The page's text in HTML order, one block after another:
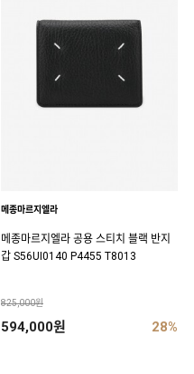
메종마르지엘라
메종마르지엘라 공용 스티치 블랙 반지
갑 S56UI0140 P4455 T8013
825,000원
594,000원 28%